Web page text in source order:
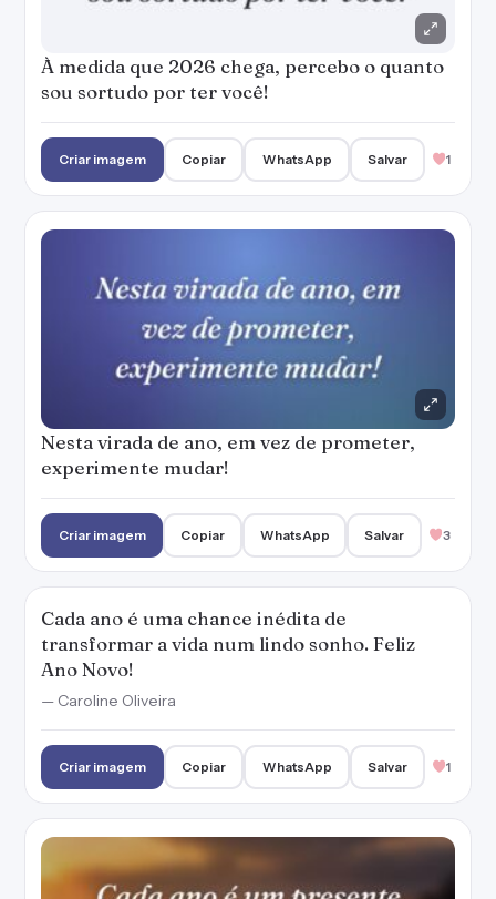
À medida que 2026 chega, percebo o quanto
sou sortudo por ter você!
Criar imagem Copiar WhatsApp Salvar 1
Nesta virada de ano, em vez de prometer,
experimente mudar!
Criar imagem Copiar WhatsApp Salvar 3
Cada ano é uma chance inédita de
transformar a vida num lindo sonho. Feliz
Ano Novo!
— Caroline Oliveira
Criar imagem Copiar WhatsApp Salvar 1